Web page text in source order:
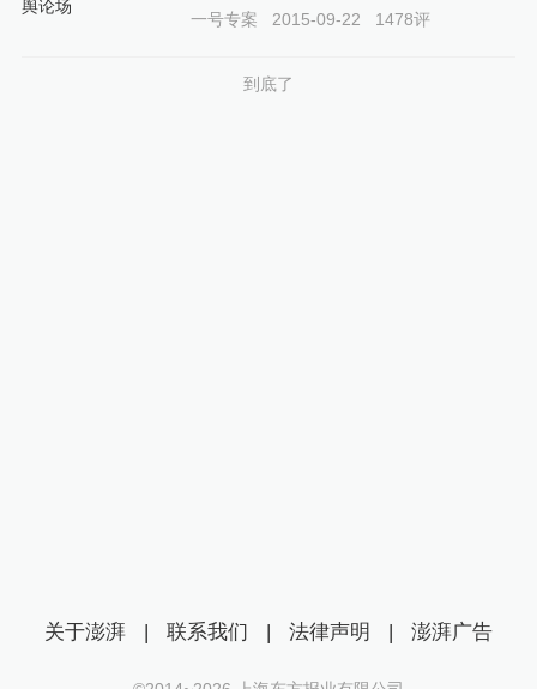
一号专案 2015-09-22 1478评
到底了
关于澎湃 | 联系我们 | 法律声明 | 澎湃广告